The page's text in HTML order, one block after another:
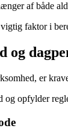
af både
faktor i
og
er
og opfylder